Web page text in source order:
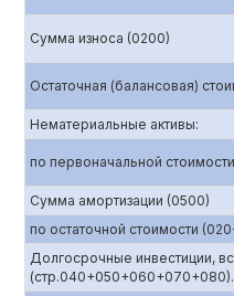
Сумма износа (0200)
Остаточная (балансовая)
Нематериальные активы:
по первоначальной стоимости
Сумма амортизации (0500)
по остаточной стоимости
Долгосрочные инвестиции,
(стр.040+050+060+070+080).